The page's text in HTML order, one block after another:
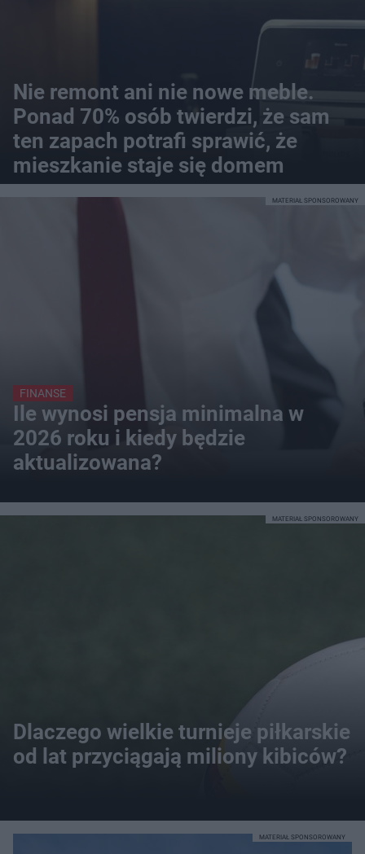
Nie remont ani nie nowe meble.
Ponad 70% osób twierdzi, że sam
ten zapach potrafi sprawić, że
mieszkanie staje się domem
FINANSE
Ile wynosi pensja minimalna w
2026 roku i kiedy będzie
aktualizowana?
MATERIAŁ SPONSOROWANY
Dlaczego wielkie turnieje piłkarskie
od lat przyciągają miliony kibiców?
MATERIAŁ SPONSOROWANY
MATERIAŁ SPONSOROWANY